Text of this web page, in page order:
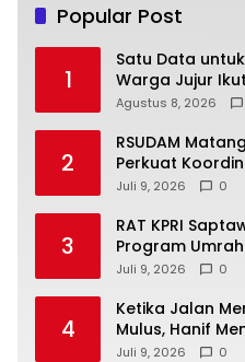
Popular Post
1
Satu Data
Warga Jujur
Agustus 8, 2026
2
RSUDAM
Perkuat
Jawab Pasien
Juli 9, 2026 0
3
RAT KPRI
Program
Dikembangkan
Juli 9, 2026 0
4
Ketika Jalan
Mulus, Hanif
Juli 9, 2026 0